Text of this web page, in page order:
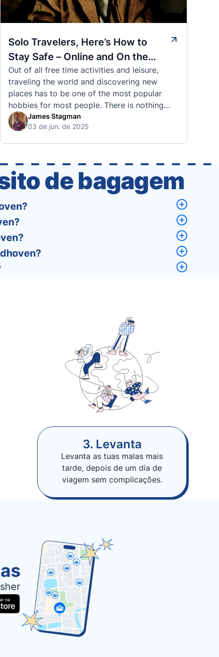
Solo Travelers, Here’s How to
Stay Safe – Online and On the
Road
Out of all free time activities and leisure,
traveling the world and discovering new
places has to be one of the most popular
hobbies for most people. There is nothing
quite like visiting a brand new city, country,
or region and experiencing the culture, the
James Stagman
03 de jun. de 2025
de bagagem
3. Levanta
Levanta as tuas malas mais
tarde, depois de um dia de
viagem sem complicações.